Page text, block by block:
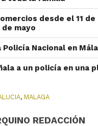
desde el 11 de
mayo
Nacional en
a un policía en una
,MALAGA
REDACCIÓN